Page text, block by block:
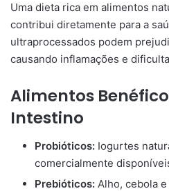
Uma dieta rica em alimentos
contribui diretamente para a
ultraprocessados podem
causando inflamações e
Alimentos
Intestino
Probióticos: Iogurtes
comercialmente
Prebióticos: Alho, cebola